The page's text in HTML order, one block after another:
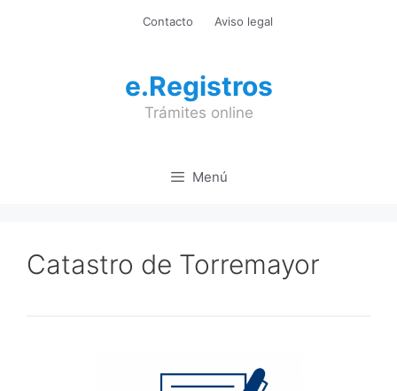
Contacto Aviso legal
e.Registros
Trámites online
Menú
Catastro de Torremayor